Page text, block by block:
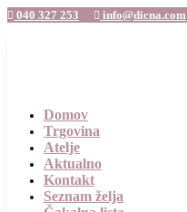
 040 327 253  info@dicna.com
Domov
Trgovina
Atelje
Aktualno
Kontakt
Seznam želja